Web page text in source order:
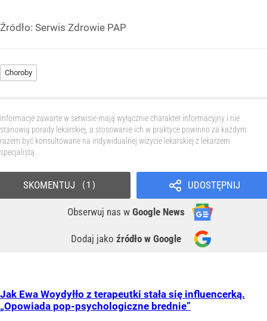
Źródło: Serwis Zdrowie PAP
Choroby
Informacje zawarte w serwisie mają wyłącznie charakter informacyjny i nie
stanowią porady lekarskiej, a stosowanie ich w praktyce powinno za każdym
razem być konsultowane na indywidualnej wizycie lekarskiej z lekarzem
specjalistą.
UDOSTĘPNIJ
Obserwuj nas w Google News
Dodaj jako źródło w Google
SKOMENTUJ 1
Jak Ewa Woydyłło z terapeutki stała się influencerką.
„Opowiada pop-psychologiczne brednie”